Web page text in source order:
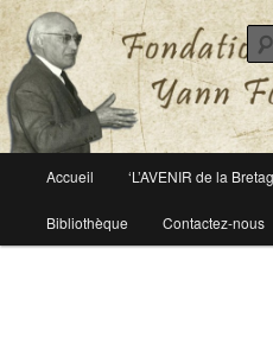
Fondation Yann
Le site officiel de la fondation Yann
principal
Aller
au
Accueil ‘L’AVENIR de la
Bibliothèque Contactez-nous